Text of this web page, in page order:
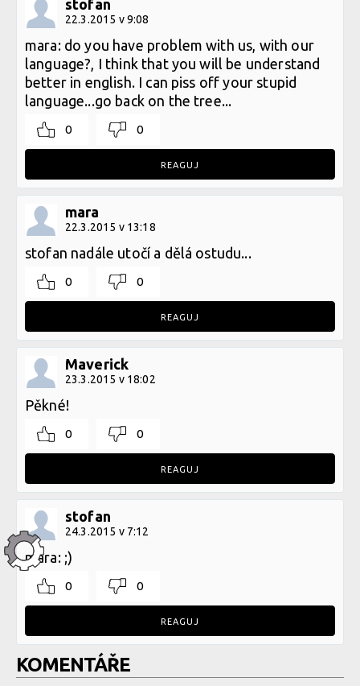
stofan
22.3.2015 v 9:08
mara: do you have problem with us, with our
language?, I think that you will be understand
better in english. I can piss off your stupid
language...go back on the tree...
0 0
REAGUJ
mara
22.3.2015 v 13:18
stofan nadále utočí a dělá ostudu...
0 0
REAGUJ
Maverick
23.3.2015 v 18:02
Pěkné!
0 0
REAGUJ
stofan
24.3.2015 v 7:12
mara: ;)
0 0
REAGUJ
KOMENTÁŘE